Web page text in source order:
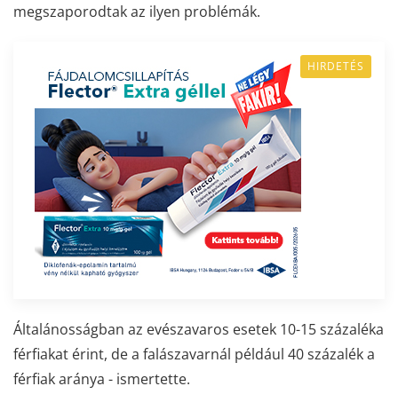
megszaporodtak az ilyen problémák.
HIRDETÉS
Általánosságban az evészavaros esetek 10-15 százaléka
férfiakat érint, de a falászavarnál például 40 százalék a
férfiak aránya - ismertette.